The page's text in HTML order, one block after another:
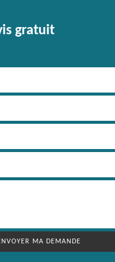
gratuit